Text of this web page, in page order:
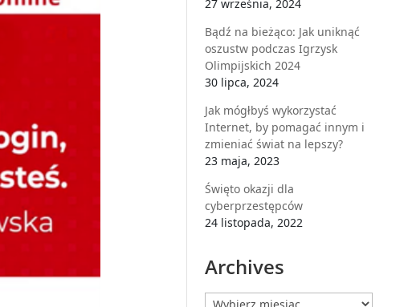
27 września, 2024
Bądź na bieżąco: Jak uniknąć
oszustw podczas Igrzysk
Olimpijskich 2024
30 lipca, 2024
Jak mógłbyś wykorzystać
Internet, by pomagać innym i
zmieniać świat na lepszy?
23 maja, 2023
Święto okazji dla
cyberprzestępców
24 listopada, 2022
Archives
Archives